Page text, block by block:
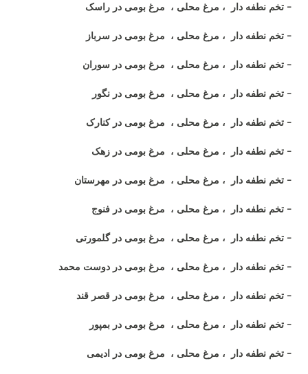
- تخم نطفه دار ، مرغ محلی ، مرغ بومی در راسک
- تخم نطفه دار ، مرغ محلی ، مرغ بومی در سرباز
- تخم نطفه دار ، مرغ محلی ، مرغ بومی در سوران
- تخم نطفه دار ، مرغ محلی ، مرغ بومی در نگور
- تخم نطفه دار ، مرغ محلی ، مرغ بومی در کنارک
- تخم نطفه دار ، مرغ محلی ، مرغ بومی در زهک
- تخم نطفه دار ، مرغ محلی ، مرغ بومی در مهرستان
- تخم نطفه دار ، مرغ محلی ، مرغ بومی در فنوج
- تخم نطفه دار ، مرغ محلی ، مرغ بومی در گلمورتی
- تخم نطفه دار ، مرغ محلی ، مرغ بومی در دوست محمد
- تخم نطفه دار ، مرغ محلی ، مرغ بومی در قصر قند
- تخم نطفه دار ، مرغ محلی ، مرغ بومی در بمپور
- تخم نطفه دار ، مرغ محلی ، مرغ بومی در ادیمی